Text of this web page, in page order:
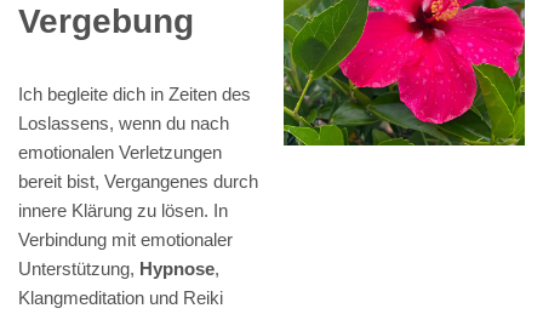
Vergebung
Ich begleite dich in Zeiten des
Loslassens, wenn du nach
emotionalen Verletzungen
bereit bist, Vergangenes durch
innere Klärung zu lösen. In
Verbindung mit emotionaler
Unterstützung, Hypnose,
Klangmeditation und Reiki